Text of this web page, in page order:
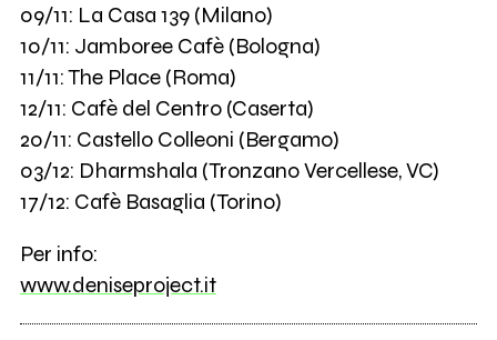
09/11: La Casa 139 (Milano)
10/11: Jamboree Cafè (Bologna)
11/11: The Place (Roma)
12/11: Cafè del Centro (Caserta)
20/11: Castello Colleoni (Bergamo)
03/12: Dharmshala (Tronzano Vercellese, VC)
17/12: Cafè Basaglia (Torino)
Per info:
www.deniseproject.it